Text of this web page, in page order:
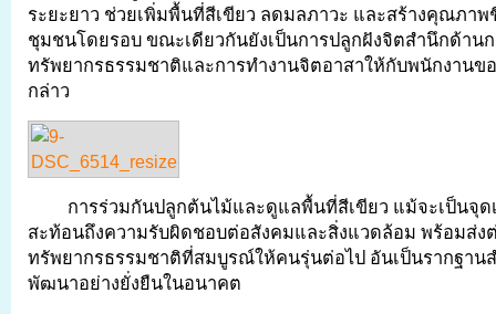
ระยะยาว ช่วยเพิ่มพื้นที่สีเขียว ลดมลภาวะ และสร้างคุณภา
ชุมชนโดยรอบ ขณะเดียวกันยังเป็นการปลูกฝังจิตสำนึกด้าน
ทรัพยากรธรรมชาติและการทำงานจิตอาสาให้กับพนักงานข
กล่าว
การร่วมกันปลูกต้นไม้และดูแลพื้นที่สีเขียว แม้จะเป็นจุด
สะท้อนถึงความรับผิดชอบต่อสังคมและสิ่งแวดล้อม พร้อมส่ง
ทรัพยากรธรรมชาติที่สมบูรณ์ให้คนรุ่นต่อไป อันเป็นรากฐาน
พัฒนาอย่างยั่งยืนในอนาคต